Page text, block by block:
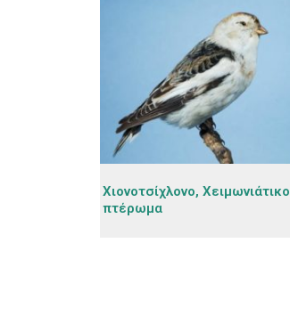
Χιονοτσίχλονο, Χειμωνιάτικο
πτέρωμα